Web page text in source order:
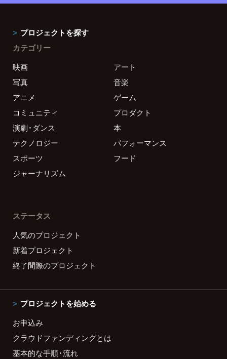
プロジェクトを探す
カテゴリー
映画
アート
写真
音楽
アニメ
ゲーム
コミュニティ
プロダクト
演劇・ダンス
本
テクノロジー
パフォーマンス
スポーツ
フード
ジャーナリズム
ステータス
人気のプロジェクト
新着プロジェクト
終了間際のプロジェクト
プロジェクトを始める
お申込み
クラウドファンディングとは
基本的な手順・流れ